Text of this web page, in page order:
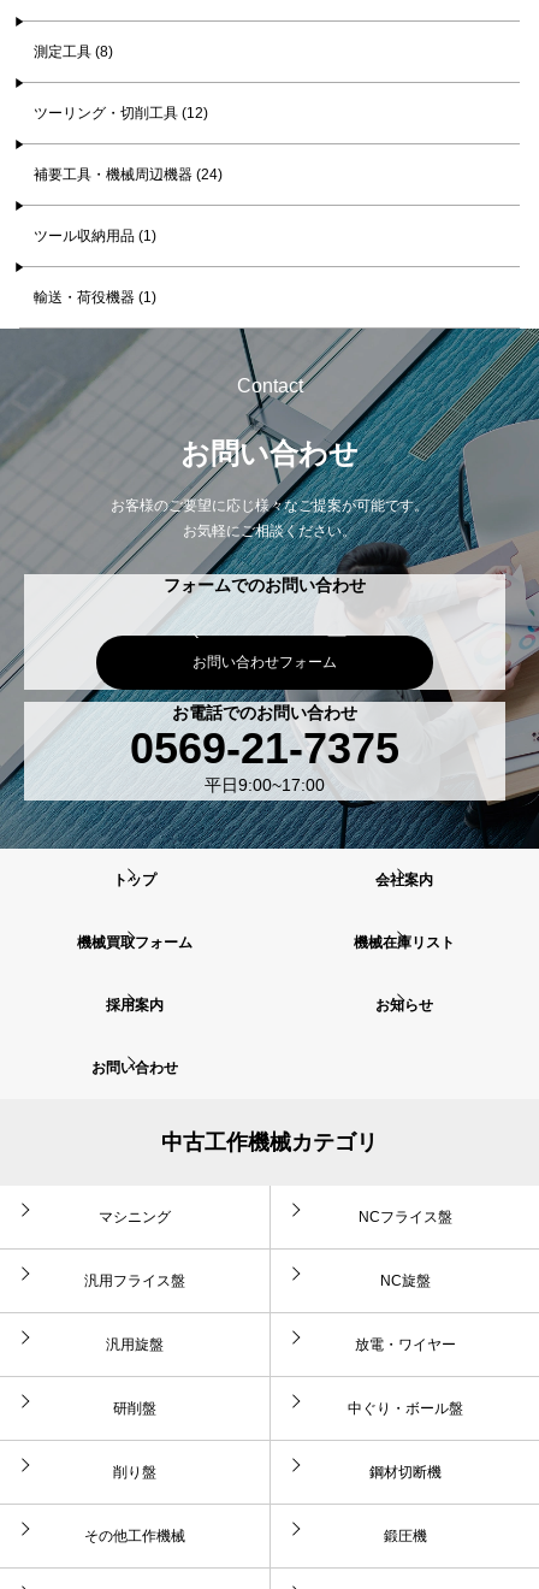
測定工具 (8)
ツーリング・切削工具 (12)
補要工具・機械周辺機器 (24)
ツール収納用品 (1)
輸送・荷役機器 (1)
Contact
お問い合わせ
お客様のご要望に応じ様々なご提案が可能です。
お気軽にご相談ください。
フォームでのお問い合わせ
お問い合わせフォーム
お電話でのお問い合わせ
0569-21-7375
平日9:00~17:00
トップ 会社案内
機械買取フォーム 機械在庫リスト
採用案内 お知らせ
お問い合わせ
中古工作機械カテゴリ
マシニング NCフライス盤
汎用フライス盤 NC旋盤
汎用旋盤 放電・ワイヤー
研削盤 中ぐり・ボール盤
削り盤 鋼材切断機
その他工作機械 鍛圧機